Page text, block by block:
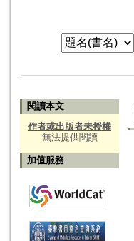
閱讀本文
作者或出版者未授權
無法提供閱讀
加值服務